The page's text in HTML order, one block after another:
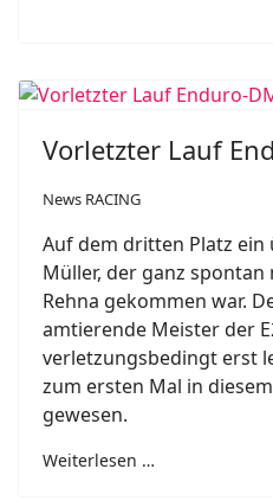
Vorletzter Lauf
News RACING
Auf dem dritten Platz
Müller, der ganz
Rehna gekommen war.
amtierende Meister der
verletzungsbedingt erst
zum ersten Mal in
gewesen.
Weiterlesen …